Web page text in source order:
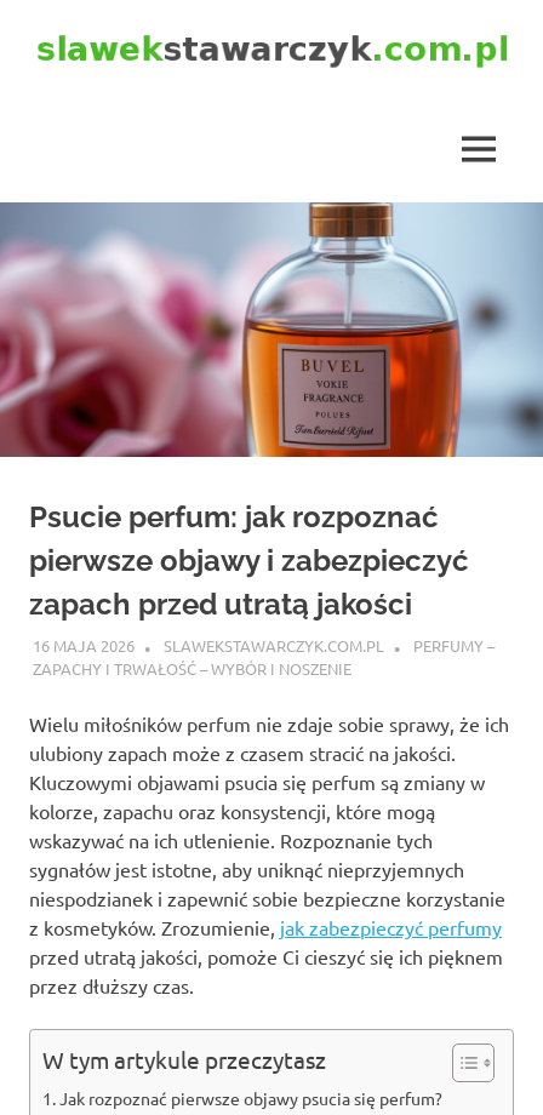
MENU
Psucie perfum: jak rozpoznać
pierwsze objawy i zabezpieczyć
zapach przed utratą jakości
16 MAJA 2026 SLAWEKSTAWARCZYK.COM.PL
PERFUMY –
ZAPACHY I TRWAŁOŚĆ – WYBÓR I NOSZENIE
Wielu miłośników perfum nie zdaje sobie sprawy, że ich
ulubiony zapach może z czasem stracić na jakości.
Kluczowymi objawami psucia się perfum są zmiany w
kolorze, zapachu oraz konsystencji, które mogą
wskazywać na ich utlenienie. Rozpoznanie tych
sygnałów jest istotne, aby uniknąć nieprzyjemnych
niespodzianek i zapewnić sobie bezpieczne korzystanie
z kosmetyków. Zrozumienie, jak zabezpieczyć perfumy
przed utratą jakości, pomoże Ci cieszyć się ich pięknem
przez dłuższy czas.
W tym artykule przeczytasz
Jak rozpoznać pierwsze objawy psucia się perfum?